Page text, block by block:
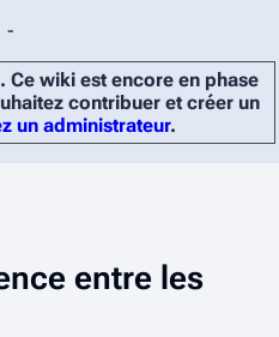
-
. Ce wiki est encore en phase
contribuer et créer un
un administrateur.
entre les